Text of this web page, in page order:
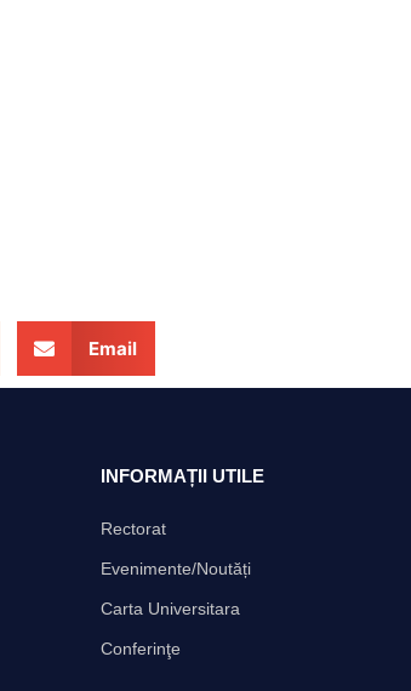
Email
INFORMAȚII UTILE
Rectorat
Evenimente/Noutăți
Carta Universitara
Conferinţe